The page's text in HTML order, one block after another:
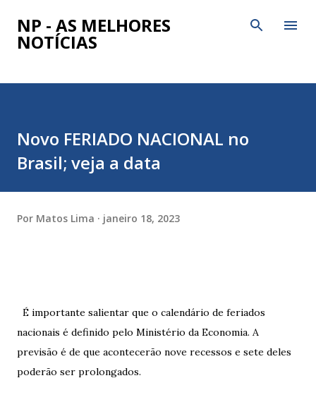
Pular para o conteúdo principal
NP - AS MELHORES
NOTÍCIAS
Novo FERIADO NACIONAL no
Brasil; veja a data
Por Matos Lima janeiro 18, 2023
É importante salientar que o calendário de feriados
nacionais é definido pelo Ministério da Economia. A
previsão é de que acontecerão nove recessos e sete deles
poderão ser prolongados.